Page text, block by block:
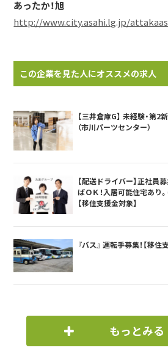
あったか！旭
http://www.city.asahi.lg.jp/
この企業を見た人にオススメの求人
【三井倉庫G】 未経験・第2
（市川パーツセンター）
【配送ドライバー】正社員
ばＯＫ！入居可能住宅あり
【移住支援金対象】
『バス』 運転手募集！【移住
もっとみる